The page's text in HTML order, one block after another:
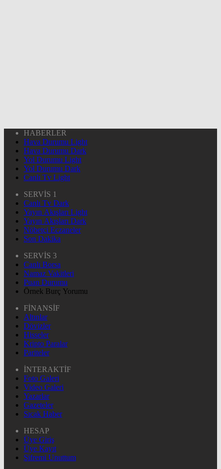
HABERLER
Hava Durumu Light
Hava Durumu Dark
Yol Durumu Light
Yol Durumu Dark
Canlı Tv Light
SERVİS 1
Canlı Tv Dark
Yayın Akışları Light
Yayın Akışları Dark
Nöbetçi Eczaneler
Son Dakika
SERVİS 3
Canlı Borsa
Namaz Vakitleri
Puan Durumu
Örnek Burç Yorumu
FİNANSİF
Altınlar
Dövizler
Hisseler
Kripto Paralar
Pariteler
İNTERAKTİF
Foto Galeri
Video Galeri
Yazarlar
Gazeteler
Sıcak Haber
HESAP
Üye Giriş
Üye Kayıt
Şifremi Unuttum